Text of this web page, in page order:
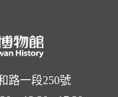
路一段250號